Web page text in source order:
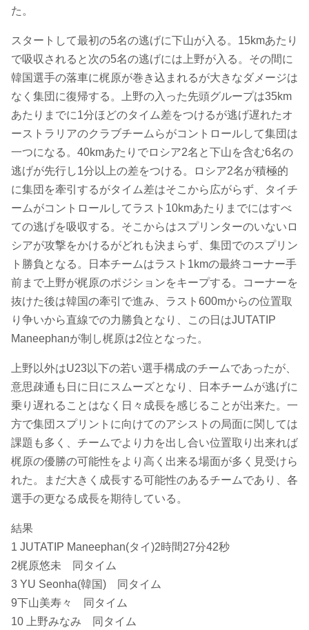
た。
スタートして最初の5名の逃げに下山が入る。15kmあたり
で吸収されると次の5名の逃げには上野が入る。その間に
韓国選手の落車に梶原が巻き込まれるが大きなダメージは
なく集団に復帰する。上野の入った先頭グループは35km
あたりまでに1分ほどのタイム差をつけるが逃げ遅れたオ
ーストラリアのクラブチームらがコントロールして集団は
一つになる。40kmあたりでロシア2名と下山を含む6名の
逃げが先行し1分以上の差をつける。ロシア2名が積極的
に集団を牽引するがタイム差はそこから広がらず、タイチ
ームがコントロールしてラスト10kmあたりまでにはすべ
ての逃げを吸収する。そこからはスプリンターのいないロ
シアが攻撃をかけるがどれも決まらず、集団でのスプリン
ト勝負となる。日本チームはラスト1kmの最終コーナー手
前まで上野が梶原のポジションをキープする。コーナーを
抜けた後は韓国の牽引で進み、ラスト600mからの位置取
り争いから直線での力勝負となり、この日はJUTATIP
Maneephanが制し梶原は2位となった。
上野以外はU23以下の若い選手構成のチームであったが、
意思疎通も日に日にスムーズとなり、日本チームが逃げに
乗り遅れることはなく日々成長を感じることが出来た。一
方で集団スプリントに向けてのアシストの局面に関しては
課題も多く、チームでより力を出し合い位置取り出来れば
梶原の優勝の可能性をより高く出来る場面が多く見受けら
れた。まだ大きく成長する可能性のあるチームであり、各
選手の更なる成長を期待している。
結果
1 JUTATIP Maneephan(タイ)2時間27分42秒
2梶原悠未 同タイム
3 YU Seonha(韓国) 同タイム
9下山美寿々 同タイム
10 上野みなみ 同タイム